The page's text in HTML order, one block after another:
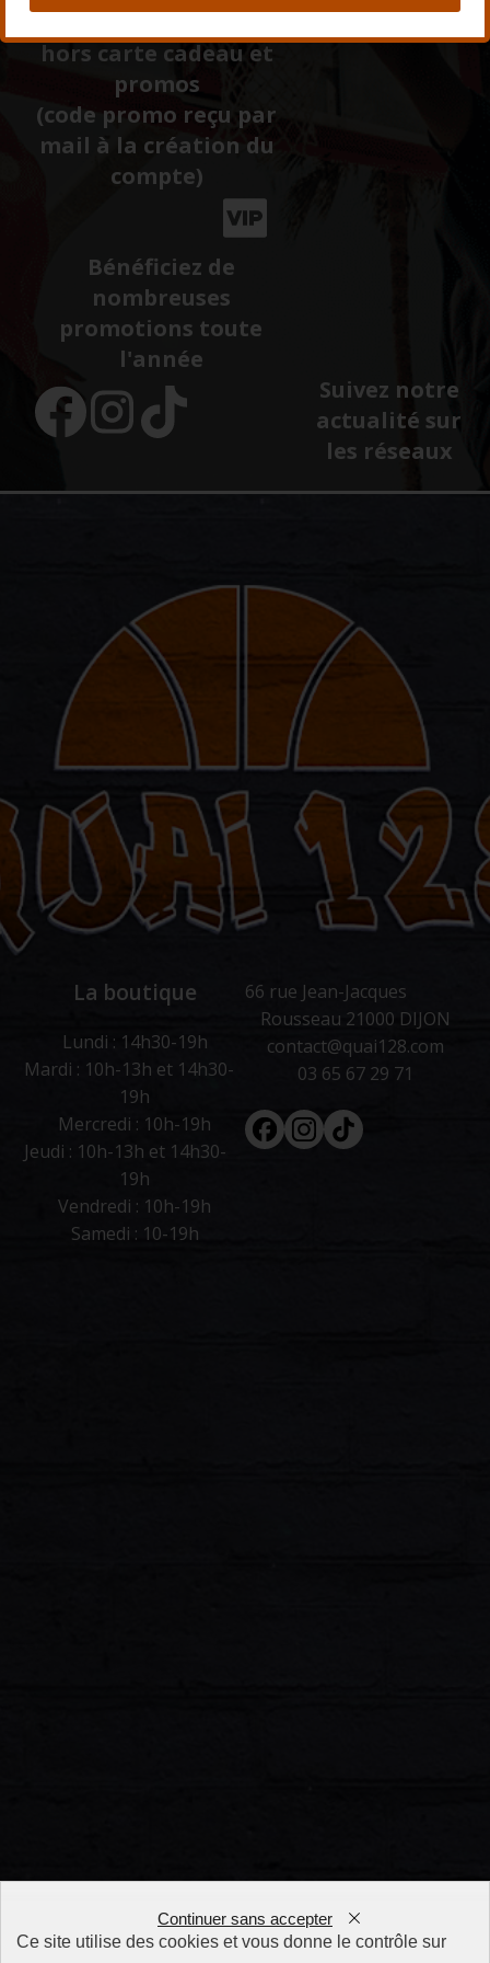
première commande
hors carte cadeau et
promos
(code promo reçu par
mail à la création du
compte)
Bénéficiez de
nombreuses
promotions toute
l'année
Suivez notre
actualité sur
les réseaux
La boutique
Lundi : 14h30-19h
Mardi : 10h-13h et 14h30-
19h
Mercredi : 10h-19h
Jeudi : 10h-13h et 14h30-
19h
Vendredi : 10h-19h
Samedi : 10-19h
66 rue Jean-Jacques
Rousseau 21000 DIJON
contact@quai128.com
03 65 67 29 71
FacebookInstagram
Tiktok
Ce site utilise des cookies et vous donne le contrôle sur
Continuer sans accepter